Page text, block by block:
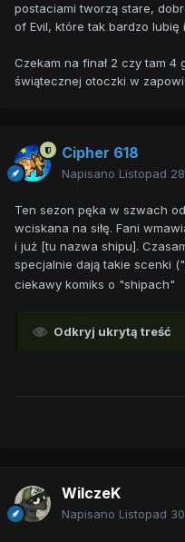
postaciami tworzą stare,
of Evil, które tak bardzo lubię
Czekam na finał 2 czy tam 4
świątecznej otoczki w
Cipher 618
Napisano Listopad
Ten sezon pęka w szwach
wciskana na siłę. Fani
i już [tu nazwa shipu].
specjalnie dają takie scenki
ciekawy komiks o "shipach"
Odkryj ukrytą treść
WilczeK
Napisano Listopad